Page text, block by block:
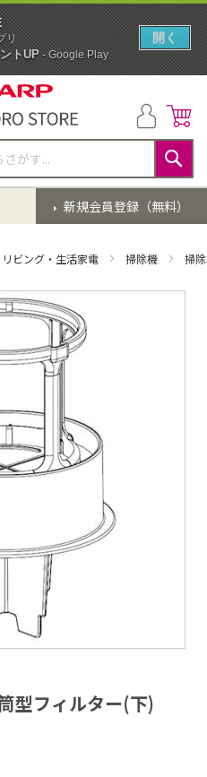
検
索
新規会員登録（無料）
リビング・生活家電 掃除機 掃
フィルター(下)
リ
トUP- Google Play
開く